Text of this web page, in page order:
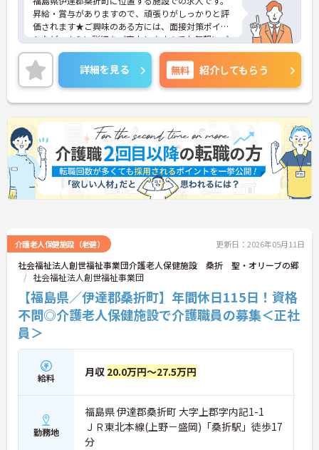
昇給・賞与がありますので、頑張りがしっかりと評
価されます★ご興味のある方には、面接対策ポイン
トなど、さらに詳細をご案内しますのでお気軽にご
相談ください！
詳細を見る 無料 紹介してもらう
介護老人保健施設（老健） 更新日：2026年05月11日
社会福祉法人創世福祉事業団介護老人保健施設 桑折 聖・オリーブの郷
社会福祉法人創世福祉事業団
【福島県／伊達郡桑折町】年間休日115日！資格
不問◎介護老人保健施設で介護職員の募集＜正社
員＞
給料 月収 20.0万円～27.5万円
勤務地
福島県 伊達郡桑折町 大字上郡字内記1-1
ＪＲ東北本線(上野－盛岡)「桑折駅」徒歩17
分